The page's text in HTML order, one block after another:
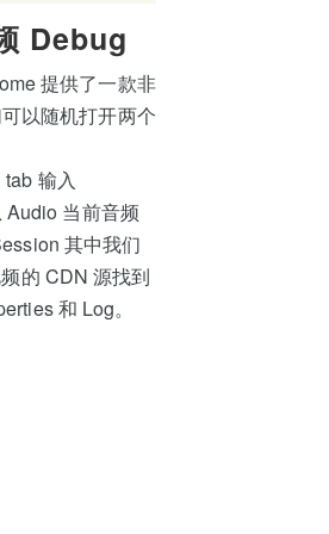
Debug
提供了一款非
以随机打开两个
输入
当前音频
其中我们
的 CDN 源找到
和 Log。